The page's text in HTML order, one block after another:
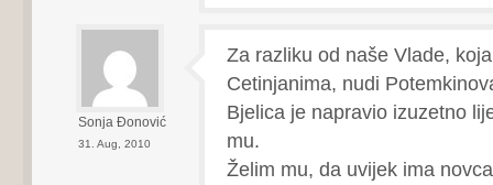
Sonja Đonović
31. Aug, 2010
Za razliku od naše Vlade,
Cetinjanima, nudi
Bjelica je napravio izuzetno
mu.
Želim mu, da uvijek ima